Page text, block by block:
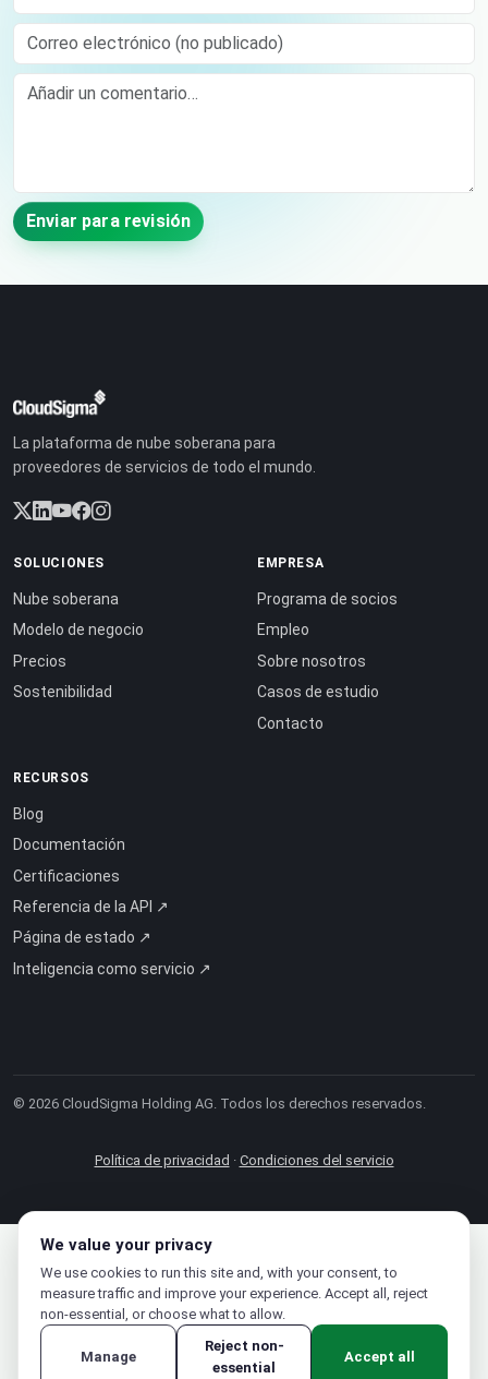
Correo electrónico (no publicado)
Comment
Enviar para revisión
La plataforma de nube soberana para
proveedores de servicios de todo el mundo.
SOLUCIONES
Nube soberana
Modelo de negocio
Precios
Sostenibilidad
EMPRESA
Programa de socios
Empleo
Sobre nosotros
Casos de estudio
Contacto
RECURSOS
Blog
Documentación
Certificaciones
Referencia de la API ↗
Página de estado ↗
Inteligencia como servicio ↗
© 2026 CloudSigma Holding AG. Todos los derechos reservados.
Política de privacidad · Condiciones del servicio
We value your privacy
We use cookies to run this site and, with your consent, to
measure traffic and improve your experience. Accept all, reject
non-essential, or choose what to allow.
Manage
Reject non-
essential
Accept all